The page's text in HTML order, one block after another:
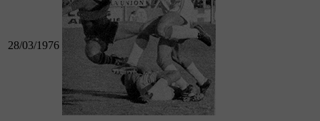
28/03/1976